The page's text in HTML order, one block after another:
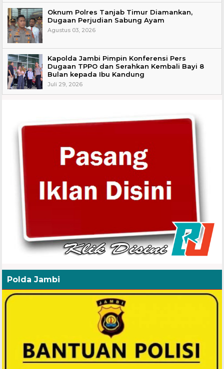
Oknum Polres Tanjab Timur Diamankan,
Dugaan Perjudian Sabung Ayam
Agustus 03, 2026
Kapolda Jambi Pimpin Konferensi Pers
Dugaan TPPO dan Serahkan Kembali Bayi 8
Bulan kepada Ibu Kandung
Juli 29, 2026
Polda Jambi